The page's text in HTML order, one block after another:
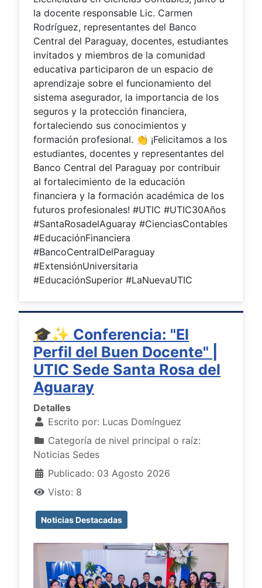
la docente responsable Lic. Carmen
Rodríguez, representantes del Banco
Central del Paraguay, docentes, estudiantes
invitados y miembros de la comunidad
educativa participaron de un espacio de
aprendizaje sobre el funcionamiento del
sistema asegurador, la importancia de los
seguros y la protección financiera,
fortaleciendo sus conocimientos y
formación profesional. 👏 ¡Felicitamos a los
estudiantes, docentes y representantes del
Banco Central del Paraguay por contribuir
al fortalecimiento de la educación
financiera y la formación académica de los
futuros profesionales! #UTIC #UTIC30Años
#SantaRosadelAguaray #CienciasContables
#EducaciónFinanciera
#BancoCentralDelParaguay
#ExtensiónUniversitaria
#EducaciónSuperior #LaNuevaUTIC
🎓✨ Conferencia: "El
Perfil del Buen Docente" |
UTIC Sede Santa Rosa del
Aguaray
Detalles
Escrito por: Lucas Domínguez
Categoría de nivel principal o raíz:
Noticias Sedes
Publicado: 03 Agosto 2026
Visto: 8
Noticias Destacadas